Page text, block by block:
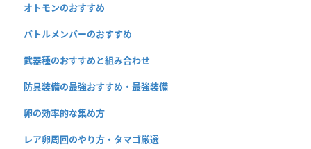
オトモンのおすすめ
バトルメンバーのおすすめ
武器種のおすすめと組み合わせ
防具装備の最強おすすめ・最強装備
卵の効率的な集め方
レア卵周回のやり方・タマゴ厳選